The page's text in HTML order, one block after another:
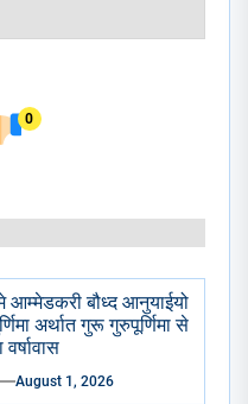
0
मे आम्मेडकरी बौध्द आनुयाईयो
अर्थात गुरू गुरुपूर्णिमा से
August 1, 2026